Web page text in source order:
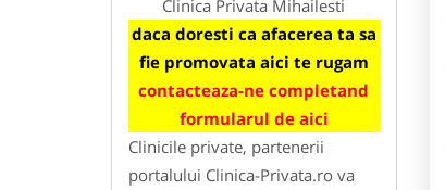
Clinica Privata Mihailesti
daca doresti ca afacerea ta sa
fie promovata aici te rugam
contacteaza-ne completand
formularul de aici
Clinicile private, partenerii
portalului Clinica-Privata.ro va